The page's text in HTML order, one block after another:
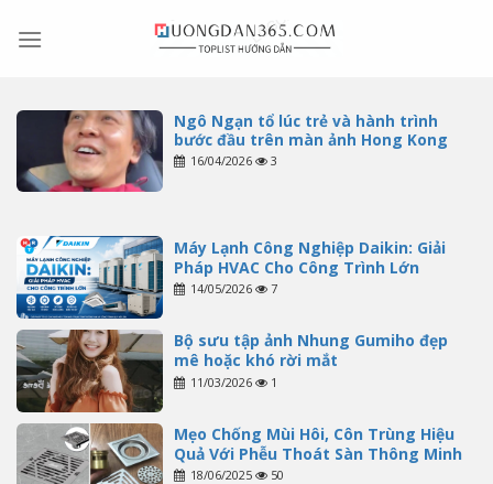
Ngô Ngạn tổ lúc trẻ và hành trình
bước đầu trên màn ảnh Hong Kong
16/04/2026 3
Máy Lạnh Công Nghiệp Daikin: Giải
Pháp HVAC Cho Công Trình Lớn
14/05/2026 7
Bộ sưu tập ảnh Nhung Gumiho đẹp
mê hoặc khó rời mắt
11/03/2026 1
Mẹo Chống Mùi Hôi, Côn Trùng Hiệu
Quả Với Phễu Thoát Sàn Thông Minh
18/06/2025 50